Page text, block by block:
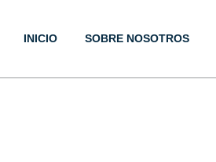
INICIO SOBRE NOSOTROS